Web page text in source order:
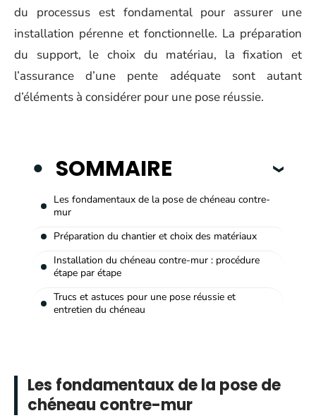
du processus est fondamental pour assurer une
installation pérenne et fonctionnelle. La préparation
du support, le choix du matériau, la fixation et
l’assurance d’une pente adéquate sont autant
d’éléments à considérer pour une pose réussie.
SOMMAIRE
Les fondamentaux de la pose de chéneau contre-
mur
Préparation du chantier et choix des matériaux
Installation du chéneau contre-mur : procédure
étape par étape
Trucs et astuces pour une pose réussie et
entretien du chéneau
Les fondamentaux de la pose de
chéneau contre-mur